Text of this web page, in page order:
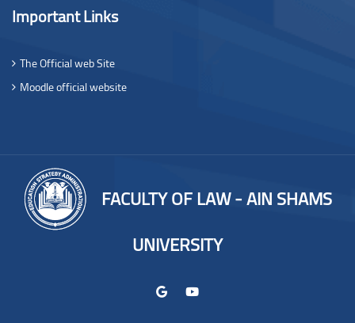
Important Links
The Official web Site
Moodle official website
FACULTY OF LAW - AIN SHAMS
UNIVERSITY